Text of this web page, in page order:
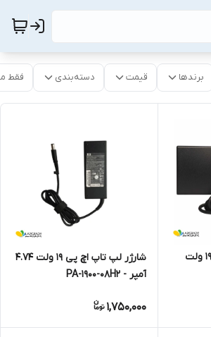
برندها قیمت دسته‌بندی فقط
شارژر لپ تاپ اچ پی 19.5 ولت
شارژر لپ تاپ اچ پی 19 ولت 4.74
آمپر - PA-1900-08H2
1,750,000